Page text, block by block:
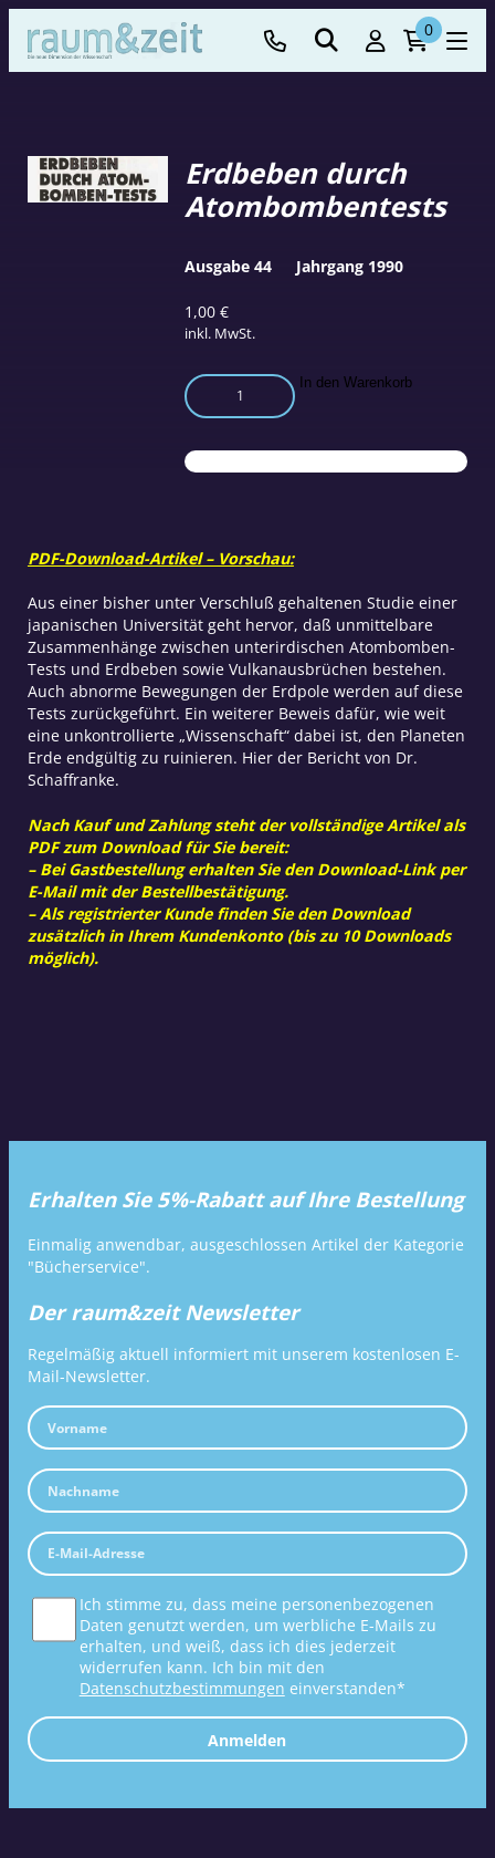
0
Erdbeben durch
Atombombentests
1,00€
inkl. MwSt.
Erdbeben
durch
Menge
In den Warenkorb
Ausgabe 44 Jahrgang 1990
PDF-Download-Artikel – Vorschau:
Aus einer bisher unter Verschluß gehaltenen Studie einer
japanischen Universität geht hervor, daß unmittelbare
Zusammenhänge zwischen unterirdischen Atombomben-
Tests und Erdbeben sowie Vulkanausbrüchen bestehen.
Auch abnorme Bewegungen der Erdpole werden auf diese
Tests zurückgeführt. Ein weiterer Beweis dafür, wie weit
eine unkontrollierte „Wissenschaft“ dabei ist, den Planeten
Erde endgültig zu ruinieren. Hier der Bericht von Dr.
Schaffranke.
Nach Kauf und Zahlung steht der vollständige Artikel als
PDF zum Download für Sie bereit:
– Bei Gastbestellung erhalten Sie den Download-Link per
E-Mail mit der Bestellbestätigung.
– Als registrierter Kunde finden Sie den Download
zusätzlich in Ihrem Kundenkonto (bis zu 10 Downloads
möglich).
Erhalten Sie 5%-Rabatt auf Ihre Bestellung
Einmalig anwendbar, ausgeschlossen Artikel der Kategorie
"Bücherservice".
Der raum&zeit Newsletter
Regelmäßig aktuell informiert mit unserem kostenlosen E-
Mail-Newsletter.
Ich stimme zu, dass meine personenbezogenen
Daten genutzt werden, um werbliche E-Mails zu
erhalten, und weiß, dass ich dies jederzeit
widerrufen kann. Ich bin mit den
Datenschutzbestimmungen einverstanden*
Anmelden